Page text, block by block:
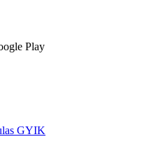
Play
GYIK